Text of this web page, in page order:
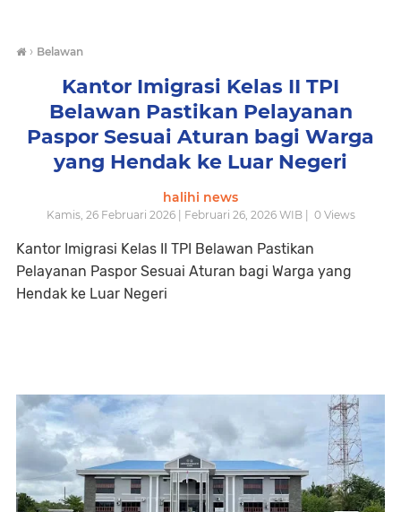
› Belawan
Kantor Imigrasi Kelas II TPI
Belawan Pastikan Pelayanan
Paspor Sesuai Aturan bagi Warga
yang Hendak ke Luar Negeri
halihi news
Kamis, 26 Februari 2026 | Februari 26, 2026 WIB | 0Views
Kantor Imigrasi Kelas II TPI Belawan Pastikan
Pelayanan Paspor Sesuai Aturan bagi Warga yang
Hendak ke Luar Negeri